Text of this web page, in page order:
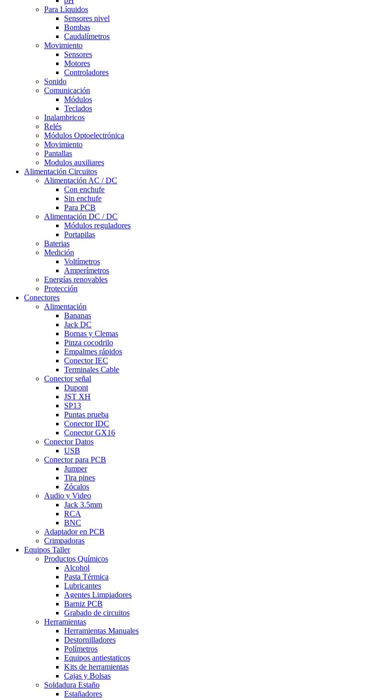
Para Líquidos
Sensores nivel
Bombas
Caudalímetros
Movimiento
Sensores
Motores
Controladores
Sonido
Comunicación
Módulos
Teclados
Inalambricos
Relés
Módulos Optoelectrónica
Movimiento
Pantallas
Modulos auxiliares
Alimentación Circuitos
Alimentación AC / DC
Con enchufe
Sin enchufe
Para PCB
Alimentación DC / DC
Módulos reguladores
Portapilas
Baterias
Medición
Voltímetros
Amperímetros
Energías renovables
Protección
Conectores
Alimentación
Bananas
Jack DC
Bornas y Clemas
Pinza cocodrilo
Empalmes rápidos
Conector IEC
Terminales Cable
Conector señal
Dupont
JST XH
SP13
Puntas prueba
Conector IDC
Conector GX16
Conector Datos
USB
Conector para PCB
Jumper
Tira pines
Zócalos
Audio y Video
Jack 3.5mm
RCA
BNC
Adaptador en PCB
Crimpadoras
Equipos Taller
Productos Químicos
Alcohol
Pasta Térmica
Lubricantes
Agentes Limpiadores
Barniz PCB
Grabado de circuitos
Herramientas
Herramientas Manuales
Destornilladores
Polímetros
Equipos antiestaticos
Kits de herramientas
Cajas y Bolsas
Soldadura Estaño
Estañadores